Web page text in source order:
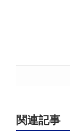
関連記事